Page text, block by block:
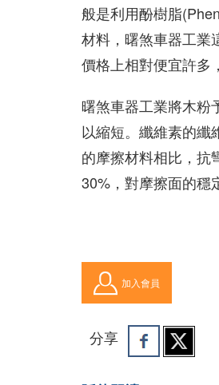
般是利用酚樹脂
材料，曙煞車器工業
價格上相對便宜許多
曙煞車器工業將木粉
以縮短。纖維素的纖
的摩擦材料相比，
30%，對摩擦面的穩
加入會員
分享